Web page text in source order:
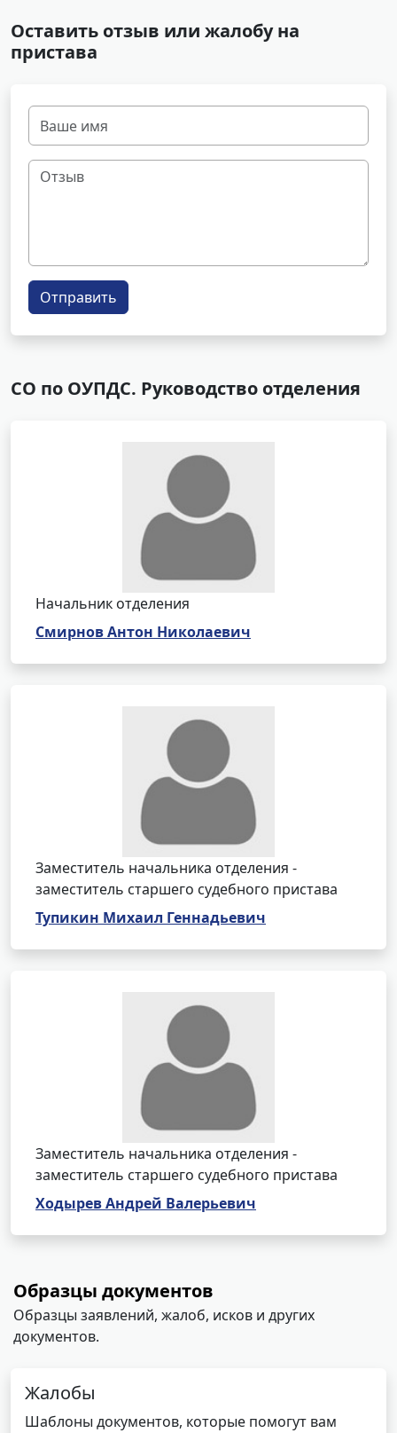
Оставить отзыв или жалобу на
пристава
Отправить
СО по ОУПДС. Руководство отделения
Начальник отделения
Смирнов Антон Николаевич
Заместитель начальника отделения -
заместитель старшего судебного пристава
Тупикин Михаил Геннадьевич
Заместитель начальника отделения -
заместитель старшего судебного пристава
Ходырев Андрей Валерьевич
Образцы документов
Образцы заявлений, жалоб, исков и других
документов.
Жалобы
Шаблоны документов, которые помогут вам